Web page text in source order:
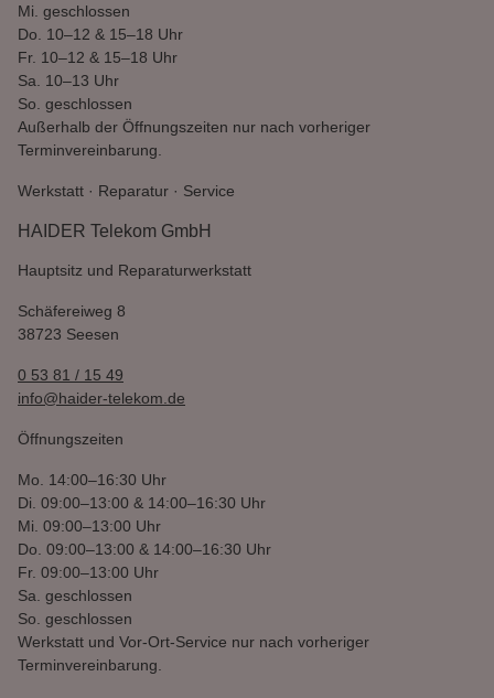
Mi. geschlossen
Do.
10–12 & 15–18 Uhr
Fr. 10–12 & 15–18 Uhr
Sa.
10–13 Uhr
So. geschlossen
Außerhalb der Öffnungszeiten nur nach vorheriger
Terminvereinbarung.
Werkstatt · Reparatur · Service
HAIDER Telekom GmbH
Hauptsitz und Reparaturwerkstatt
Schäfereiweg 8
38723 Seesen
0 53 81 / 15 49
info@haider-telekom.de
Öffnungszeiten
Mo.
14:00–16:30 Uhr
Di. 09:00–13:00 & 14:00–16:30 Uhr
Mi. 09:00–13:00 Uhr
Do. 09:00–13:00 & 14:00–16:30 Uhr
Fr. 09:00–13:00 Uhr
Sa. geschlossen
So. geschlossen
Werkstatt und Vor-Ort-Service nur nach vorheriger
Terminvereinbarung.